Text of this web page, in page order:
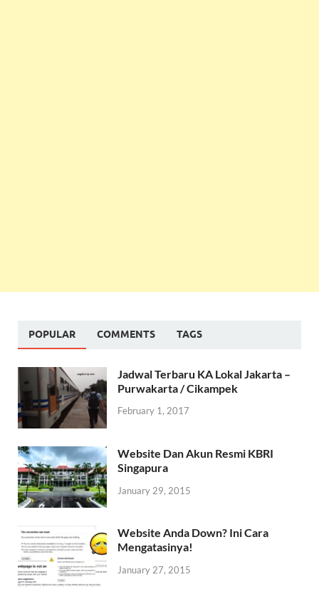
POPULAR COMMENTS TAGS
Jadwal Terbaru KA Lokal Jakarta –
Purwakarta / Cikampek
February 1, 2017
Website Dan Akun Resmi KBRI
Singapura
January 29, 2015
Website Anda Down? Ini Cara
Mengatasinya!
January 27, 2015